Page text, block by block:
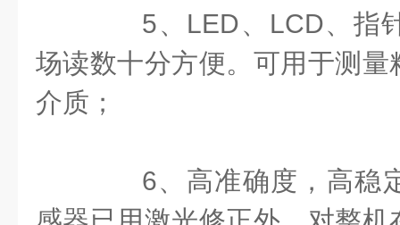
5、LED、LCD、指
场读数十分方便。可用于测
介质；
6、高准确度，高稳